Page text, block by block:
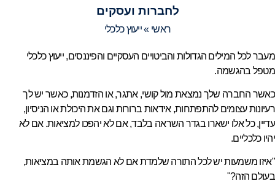
לחברות ועסקים
ראשי »ייעוץ כלכלי
מעבר לכל המילים הגדולות והביטויים העסקיים והפיננסים, ייעוץ כלכלי
מטפל בהגשמה.
כאשר החברה שלך נמצאת מול קושי, אתגר, או הזדמנות, כאשר יש לך
רעיונות עצומים להתפתחות, אידאות ברורות וגם את היכולת או הניסיון,
עדיין, כל אלו ישארו בגדר השראה בלבד, אם לא יהפכו למציאות. אם לא
יהיו כלכליים.
"איזו משמעות יש לכל התורה שלמדת אם לא הגשמת אותה במציאות,
בעולם הזה?"